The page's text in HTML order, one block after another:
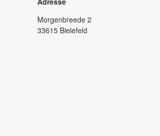
Morgenbreede 2
33615 Bielefeld